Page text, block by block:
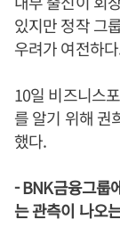
있지만 정작 그
우려가 여전하
10일 비즈니스
를 알기 위해 권
했다.
- BNK금융그룹
는 관측이 나오